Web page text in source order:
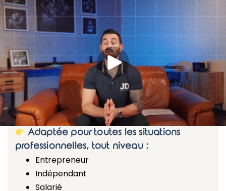
Adaptée pour toutes les situations
professionnelles, tout niveau :
Entrepreneur
Indépendant
Salarié